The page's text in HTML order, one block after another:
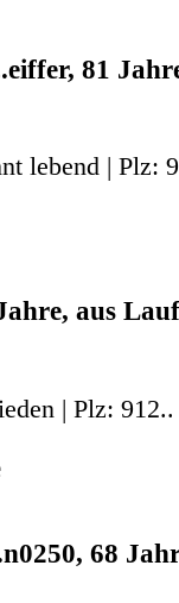
81
lebend | Plz:
aus
| Plz:
68